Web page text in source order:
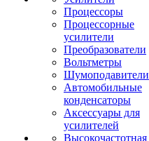
Процессоры
Процессорные
усилители
Преобразователи
Вольтметры
Шумоподавители
Автомобильные
конденсаторы
Аксессуары для
усилителей
Высокочастотная